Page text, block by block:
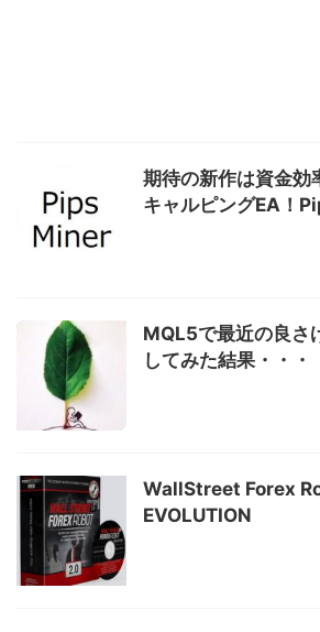
期待の新作は資金効
キャルピングEA！
MQL5で最近の良さ
してみた結果・・・
WallStreet Forex
EVOLUTION